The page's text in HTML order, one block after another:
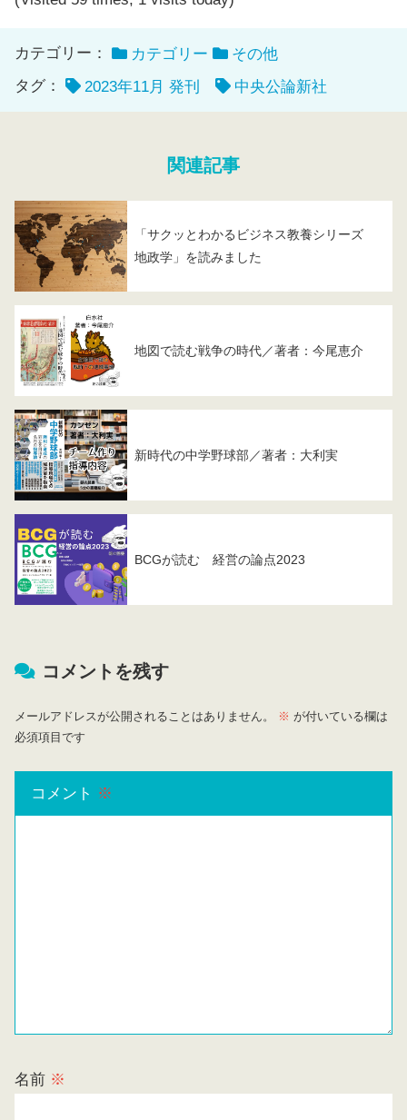
カテゴリー： カテゴリー
その他
タグ：
2023年11月 発刊 中央公論新社
関連記事
「サクッとわかるビジネス教養シリーズ
地政学」を読みました
地図で読む戦争の時代／著者：今尾恵介
新時代の中学野球部／著者：大利実
BCGが読む 経営の論点2023
コメントを残す
メールアドレスが公開されることはありません。 ※ が付いている欄は
必須項目です
コメント ※
名前 ※